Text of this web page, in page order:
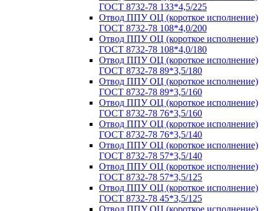
ГОСТ 8732-78 133*4,5/225
Отвод ППУ ОЦ (короткое исполнение)
ГОСТ 8732-78 108*4,0/200
Отвод ППУ ОЦ (короткое исполнение)
ГОСТ 8732-78 108*4,0/180
Отвод ППУ ОЦ (короткое исполнение)
ГОСТ 8732-78 89*3,5/180
Отвод ППУ ОЦ (короткое исполнение)
ГОСТ 8732-78 89*3,5/160
Отвод ППУ ОЦ (короткое исполнение)
ГОСТ 8732-78 76*3,5/160
Отвод ППУ ОЦ (короткое исполнение)
ГОСТ 8732-78 76*3,5/140
Отвод ППУ ОЦ (короткое исполнение)
ГОСТ 8732-78 57*3,5/140
Отвод ППУ ОЦ (короткое исполнение)
ГОСТ 8732-78 57*3,5/125
Отвод ППУ ОЦ (короткое исполнение)
ГОСТ 8732-78 45*3,5/125
Отвод ППУ ОЦ (короткое исполнение)